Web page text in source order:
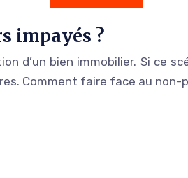
impayés ?
d’un bien immobilier. Si ce
Comment faire face au non-